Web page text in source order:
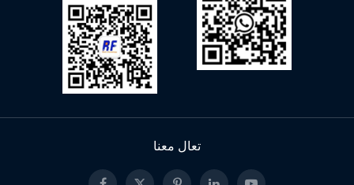
تعال معنا